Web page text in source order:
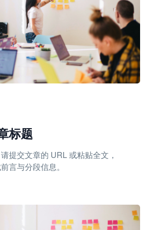
标题
提交文章的 URL 或粘贴全文，
言与分段信息。